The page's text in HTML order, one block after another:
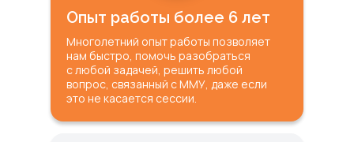
Опыт работы более 6 лет
Многолетний опыт работы позволяет
нам быстро, помочь разобраться
с любой задачей, решить любой
вопрос, связанный с ММУ, даже если
это не касается сессии.